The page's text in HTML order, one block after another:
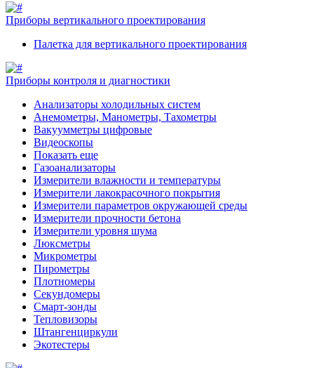
Приборы вертикального проектирования
Палетка для вертикального проектирования
Приборы контроля и диагностики
Анализаторы холодильных систем
Анемометры, Манометры, Тахометры
Вакуумметры цифровые
Видеоскопы
Показать еще
Газоанализаторы
Измерители влажности и температуры
Измерители лакокрасочного покрытия
Измерители параметров окружающей среды
Измерители прочности бетона
Измерители уровня шума
Люксметры
Микрометры
Пирометры
Плотномеры
Секундомеры
Смарт-зонды
Тепловизоры
Штангенциркули
Экотестеры